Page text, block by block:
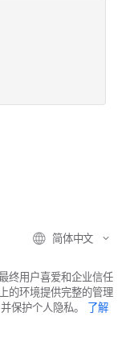
简体​中文
终​用​户​喜爱​和​企业​信任​
的​环境​提供​完整​的​管理​
保护​个​人​隐私。
了解